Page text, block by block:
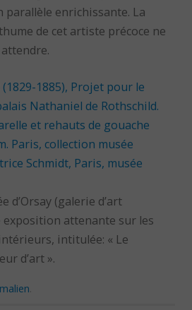
parallèle enrichissante. La
de cet artiste précoce ne
d’Orsay (galerie d’art
attenante sur les
intitulée: « Le
d’art ».